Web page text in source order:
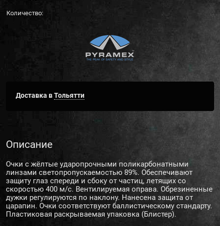
Количество:
Доставка вТольятти
Описание
Очки с жёлтые ударопрочными поликарбонатными
линзами светопропускаемостью 89%. Обеспечивают
защиту глаз спереди и сбоку от частиц, летящих со
скоростью 400 м/с. Вентилируемая оправа. Обрезиненные
дужки регулируются по наклону. Нанесена защита от
царапин. Очки соответствуют баллистическому стандарту.
Пластиковая раскрываемая упаковка (Блистер).